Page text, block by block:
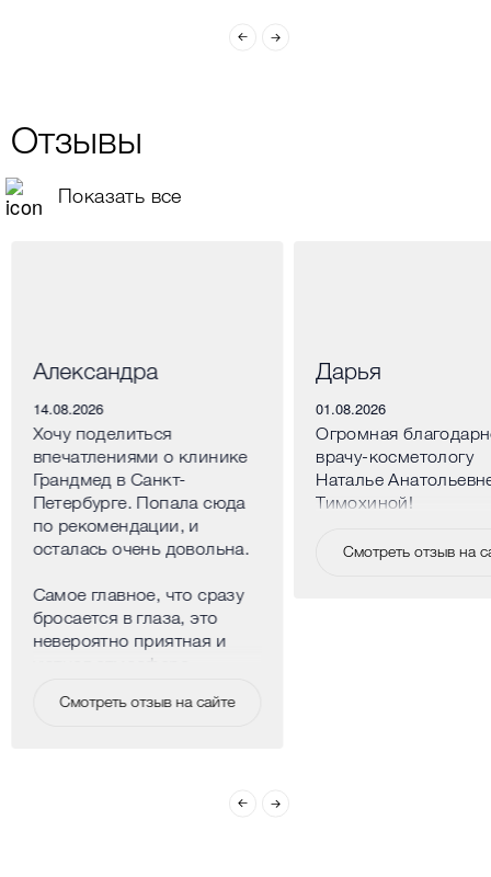
Отзывы
Показать все
Александра
14.08.2026
Хочу поделиться
впечатлениями о клинике
Грандмед в Санкт-
Петербурге. Попала сюда
по рекомендации, и
осталась очень довольна.
Самое главное, что сразу
бросается в глаза, это
невероятно приятная и
центре города, но внутри
Смотреть отзыв на сайте
Дарья
01.08.2026
Огромная
врачу-косметологу
Наталье
Тимохиной!
Смотреть отзыв на